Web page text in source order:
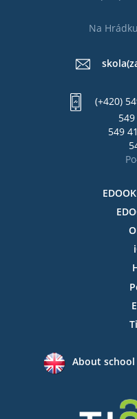
Na
(+420)
549
About school